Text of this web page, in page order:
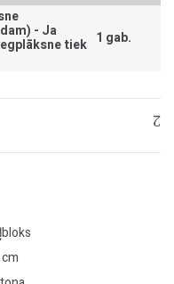
- Ja
tiek 1 gab.